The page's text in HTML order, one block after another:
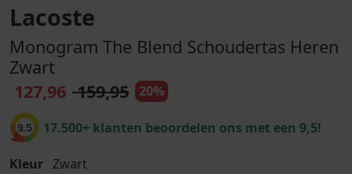
Lacoste
Monogram The Blend Schoudertas Heren
Zwart
127,96 159,95 20%
9.5 17.500+ klanten beoordelen ons met een 9,5!
Kleur Zwart